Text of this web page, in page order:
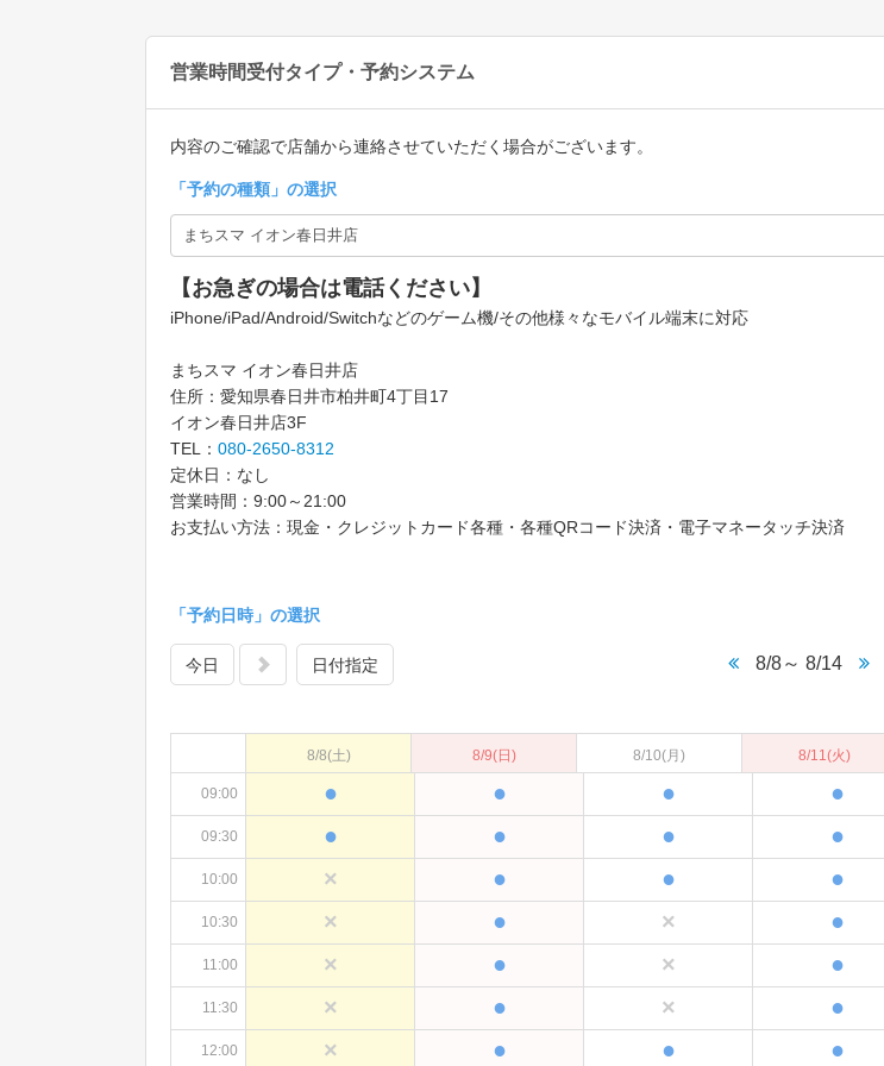
営業時間受付タイプ・予約システム
内容のご確認で店舗から連絡させていただく場合がございます。
「予約の種類 」の選択
【お急ぎの場合は電話ください】
iPhone/iPad/Android/Switchなどのゲーム機/その他様々なモバイル端末に対応
まちスマ イオン春日井店
住所：愛知県春日井市柏井町4丁目17
イオン春日井店3F
TEL： 080-2650-8312
定休日：なし
営業時間：9:00～21:00
お支払い方法：現金・クレジットカード各種・各種QRコード決済・電子マネータッチ決済
「予約日時」の選択
今日 日付指定 8/8～ 8/14
8/8(土) 8/9(日) 8/10(月) 8/11(火)
09:00 ● ● ● ●
09:30 ● ● ● ●
10:00 × ● ● ●
10:30 × ● × ●
11:00 × ● × ●
11:30 × ● × ●
12:00 × ● ● ●